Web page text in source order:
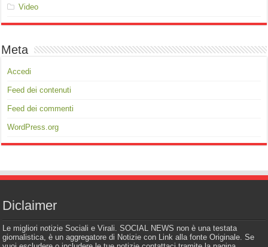
Video
Meta
Accedi
Feed dei contenuti
Feed dei commenti
WordPress.org
Diclaimer
Le migliori notizie Sociali e Virali. SOCIAL NEWS non è una testata
giornalistica, è un aggregatore di Notizie con Link alla fonte Originale. Se